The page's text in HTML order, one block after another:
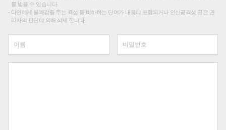
를 받을 수 있습니다.
타인에게 불쾌감을 주는 욕설 등 비하하는 단어가 내용에 포함되거나 인신공격성 글은 관
리자의 판단에 의해 삭제 합니다.